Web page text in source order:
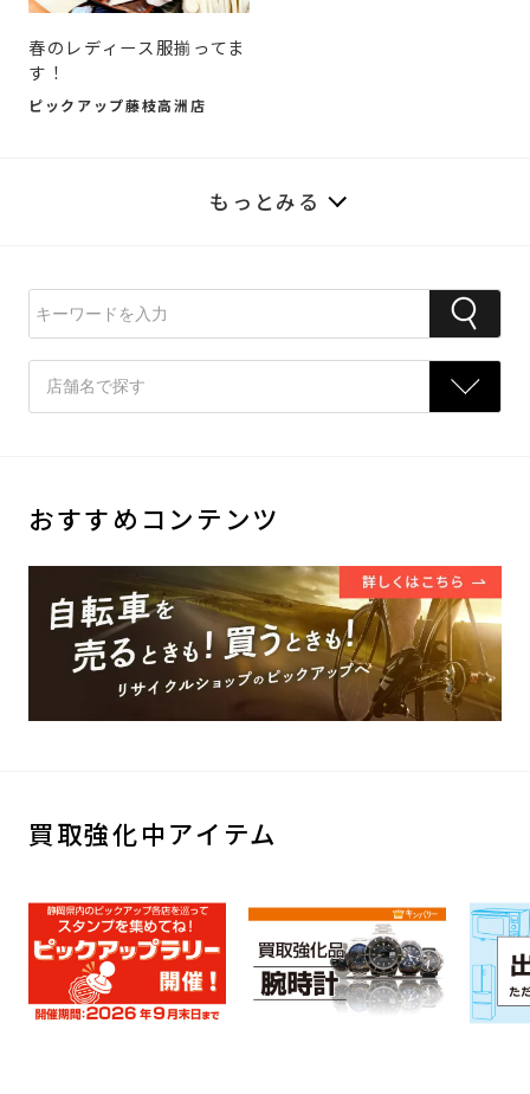
春のレディース服揃ってま
す！
ピックアップ藤枝高洲店
もっとみる
おすすめコンテンツ
買取強化中アイテム